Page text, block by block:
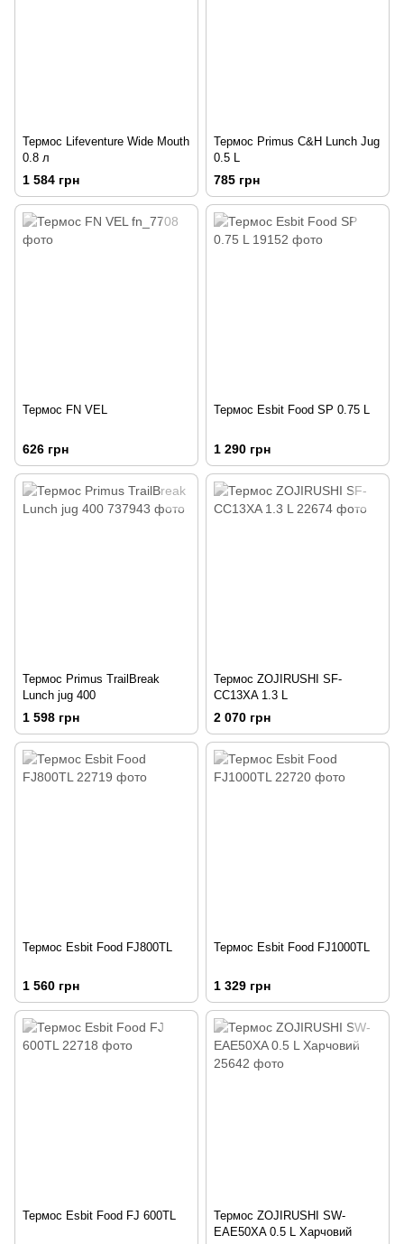
Термос Lifeventure Wide Mouth
0.8 л
1 584 грн
Термос Primus C&H Lunch Jug
0.5 L
785 грн
Термос FN VEL
626 грн
Термос Esbit Food SP 0.75 L
1 290 грн
Термос Primus TrailBreak
Lunch jug 400
1 598 грн
Термос ZOJIRUSHI SF-
CС13ХA 1.3 L
2 070 грн
Термос Esbit Food FJ800TL
1 560 грн
Термос Esbit Food FJ1000TL
1 329 грн
Термос Esbit Food FJ 600TL
Термос ZOJIRUSHI SW-
EAE50XA 0.5 L Харчовий